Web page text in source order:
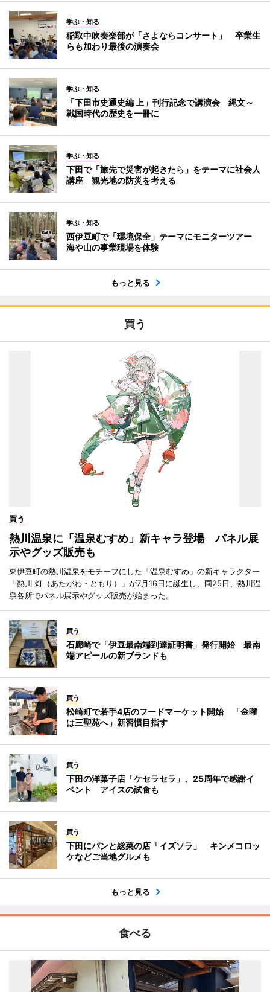
学ぶ・知る
稲取中吹奏楽部が「さよならコンサート」 卒業生
らも加わり最後の演奏会
学ぶ・知る
「下田市史通史編 上」刊行記念で講演会 縄文～
戦国時代の歴史を一冊に
学ぶ・知る
下田で「旅先で災害が起きたら」をテーマに社会人
講座 観光地の防災を考える
学ぶ・知る
西伊豆町で「環境保全」テーマにモニターツアー
海や山の事業現場を体験
もっと見る
買う
買う
熱川温泉に「温泉むすめ」新キャラ登場 パネル展
示やグッズ販売も
東伊豆町の熱川温泉をモチーフにした「温泉むすめ」の新キャラクター
「熱川 灯（あたがわ・ともり）」が7月16日に誕生し、同25日、熱川温
泉各所でパネル展示やグッズ販売が始まった。
買う
石廊崎で「伊豆最南端到達証明書」発行開始 最南
端アピールの新ブランドも
買う
松崎町で若手4店のフードマーケット開始 「金曜
は三聖苑へ」新習慣目指す
買う
下田の洋菓子店「ケセラセラ」、25周年で感謝イ
ベント アイスの試食も
買う
下田にパンと総菜の店「イズソラ」 キンメコロッ
ケなどご当地グルメも
もっと見る
食べる